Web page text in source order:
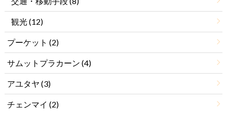
観光(12)
プーケット (2)
サムットプラカーン (4)
アユタヤ (3)
チェンマイ (2)